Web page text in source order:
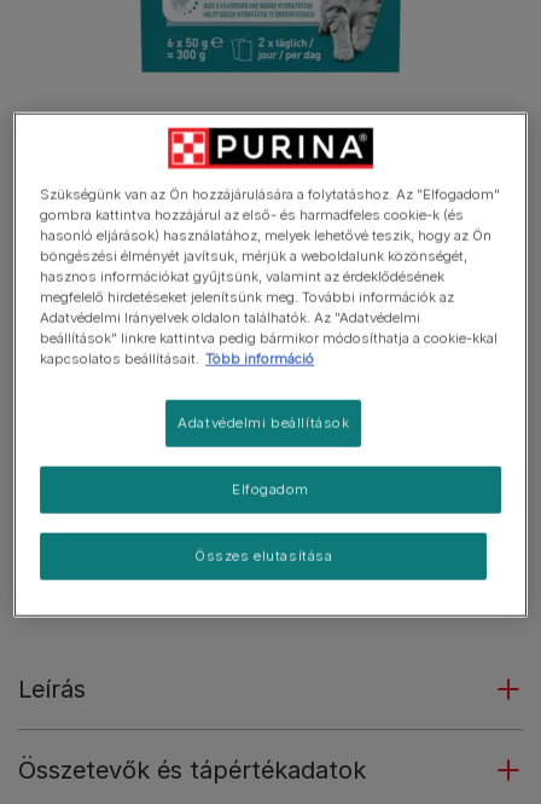
PURINA ONE kiegészítő eledel macskáknak
PURINA ONE HYDRALIFE lazac ízesítéssel
kiegészítő állateledel felnőtt macskák
számára
Átlagosan:5 (1szavazat)
Segít támogatni a bélmikrobiomot.
Nagyszerű íz.
Kiegészítő állateledel.
Leírás
Összetevők és tápértékadatok
Szükségünk van az Ön hozzájárulására a folytatáshoz. Az "Elfogadom"
gombra kattintva hozzájárul az első- és harmadfeles cookie-k (és
hasonló eljárások) használatához, melyek lehetővé teszik, hogy az Ön
böngészési élményét javítsuk, mérjük a weboldalunk közönségét,
hasznos információkat gyűjtsünk, valamint az érdeklődésének
megfelelő hirdetéseket jelenítsünk meg. További információk az
Adatvédelmi Irányelvek oldalon találhatók. Az "Adatvédelmi
beállítások" linkre kattintva pedig bármikor módosíthatja a cookie-kkal
kapcsolatos beállításait. Több információ
Adatvédelmi beállítások
Összes elutasítása
Elfogadom